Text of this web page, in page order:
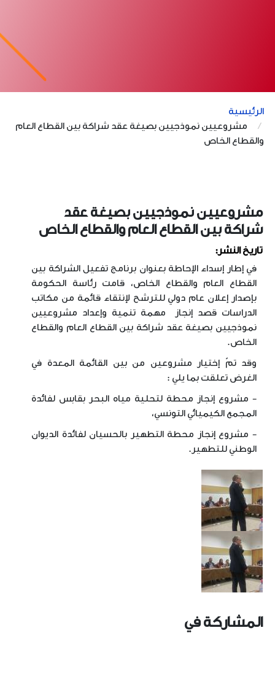
الرئيسية
مشروعيين نموذجيين بصيغة عقد شراكة بين القطاع العام
والقطاع الخاص
مشروعيين نموذجيين بصيغة عقد
شراكة بين القطاع العام والقطاع الخاص
تاريخ النشر:
في إطار إسداء الإحاطة بعنوان برنامج تفعيل الشراكة بين
القطاع العام والقطاع الخاص، قامت رئاسة الحكومة
بإصدار إعلان عام دولي للترشح لإنتقاء قائمة من مكاتب
الدراسات قصد إنجاز مهمة تنمية وإعداد مشروعيين
نموذجيين بصيغة عقد شراكة بين القطاع العام والقطاع
الخاص.
وقد تمّ إختيار مشروعين من بين القائمة المعدة في
الغرض تعلقت بما يلي :
- مشروع إنجاز محطة لتحلية مياه البحر بقابس لفائدة
المجمع الكيميائي التونسي،
- مشروع إنجاز محطة التطهير بالحسيان لفائدة الديوان
الوطني للتطهير.
المشاركة في